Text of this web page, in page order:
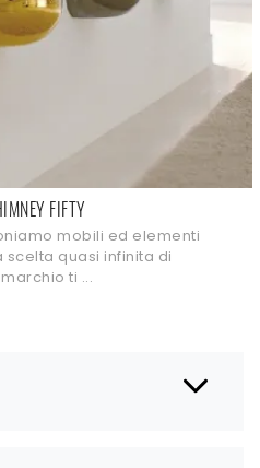
FIFTY
mobili ed elementi
scelta quasi infinita di
ti ...